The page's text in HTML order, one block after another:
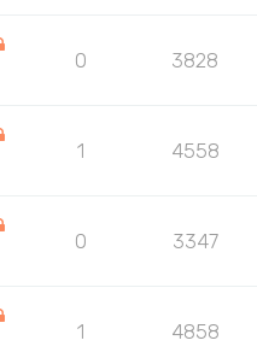
0 3828
1 4558
0 3347
1 4858